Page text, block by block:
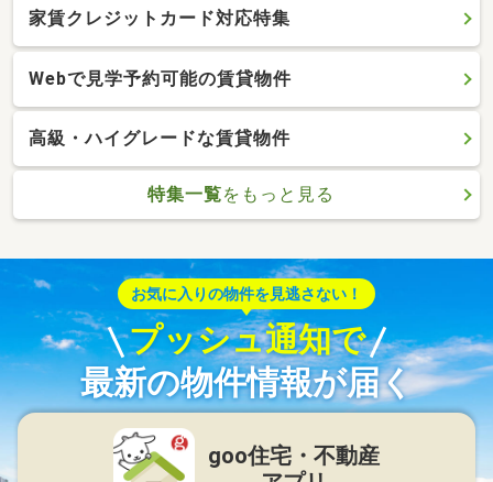
家賃クレジットカード対応特集
Webで見学予約可能の賃貸物件
高級・ハイグレードな賃貸物件
特集一覧をもっと見る
お気に入りの物件を見逃さない！
プッシュ通知で
最新の物件情報が届く
goo住宅・不動産